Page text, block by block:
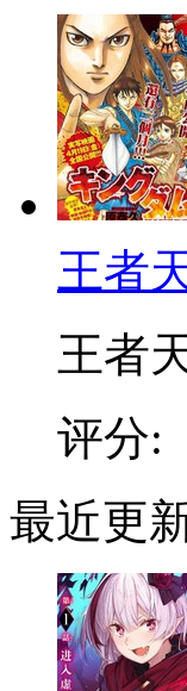
王者
王者
评分:
最近更